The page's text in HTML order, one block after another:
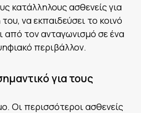
κατάλληλους ασθενείς για
να εκπαιδεύσει το κοινό
από τον ανταγωνισμό σε ένα
περιβάλλον.
για τους
Οι περισσότεροι ασθενείς